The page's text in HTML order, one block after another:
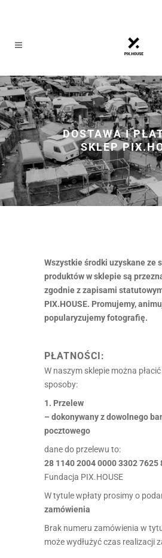
DOSTAWA I
SKLEP
Wszystkie środki uzyskane ze
produktów w sklepie są
zgodnie z zapisami
PIX.HOUSE. Promujemy,
popularyzujemy fotografię.
PŁATNOŚCI:
W naszym sklepie można
sposoby:
1. Przelew
– dokonywany z dowolnego
pocztowego
dane do przelewu to:
28 1140 2004 0000 3302 7625
Fundacja PIX.HOUSE
W tytule wpłaty prosimy o
zamówienia
Brak numeru zamówienia w
może wydłużyć czas realizacji